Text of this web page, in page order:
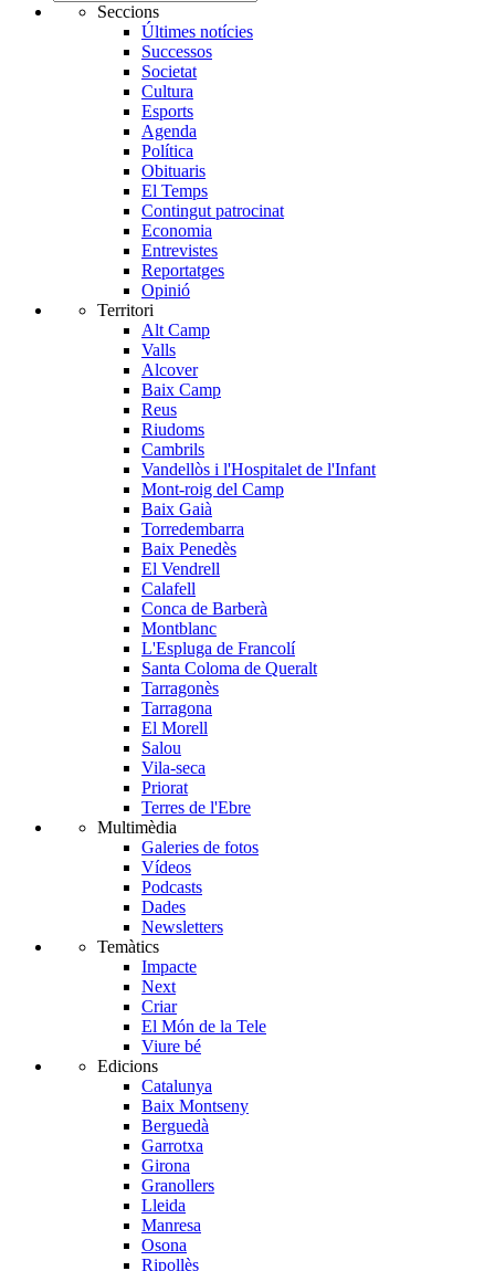
Seccions
Últimes notícies
Successos
Societat
Cultura
Esports
Agenda
Política
Obituaris
El Temps
Contingut patrocinat
Economia
Entrevistes
Reportatges
Opinió
Territori
Alt Camp
Valls
Alcover
Baix Camp
Reus
Riudoms
Cambrils
Vandellòs i l'Hospitalet de l'Infant
Mont-roig del Camp
Baix Gaià
Torredembarra
Baix Penedès
El Vendrell
Calafell
Conca de Barberà
Montblanc
L'Espluga de Francolí
Santa Coloma de Queralt
Tarragonès
Tarragona
El Morell
Salou
Vila-seca
Priorat
Terres de l'Ebre
Multimèdia
Galeries de fotos
Vídeos
Podcasts
Dades
Newsletters
Temàtics
Impacte
Next
Criar
El Món de la Tele
Viure bé
Edicions
Catalunya
Baix Montseny
Berguedà
Garrotxa
Girona
Granollers
Lleida
Manresa
Osona
Ripollès